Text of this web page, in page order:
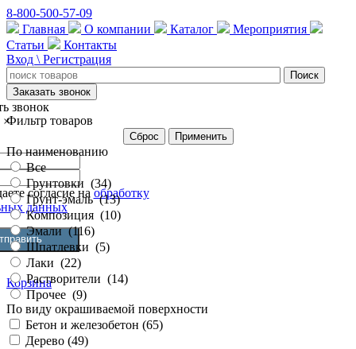
8-800-500-57-09
Главная
О компании Каталог
Мероприятия
Статьи
Контакты
Вход \ Регистрация
Заказать звонок
звонок
×
согласие наобработку
данных
Корзина
Фильтр товаров
Сброс Применить
По наименованию
Все
Грунтовки (34)
Грунт-эмаль(13)
Композиция (10)
Эмали(116)
Шпатлевки (5)
Лаки (22)
Растворители (14)
Прочее (9)
По виду окрашиваемой поверхности
Бетон и железобетон (65)
Дерево (49)